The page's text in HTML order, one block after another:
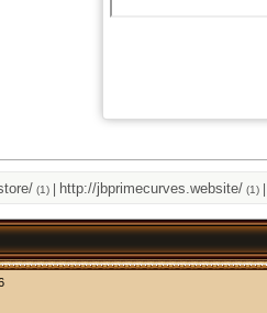
(1)|http://jbprimecurves.website/(1)|